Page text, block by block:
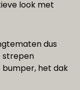
look met
dus
strepen
het dak